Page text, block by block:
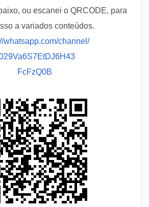
ou escanei o QRCODE, para
a variados conteúdos.
whatsapp.com/channel/
FcFzQ0B